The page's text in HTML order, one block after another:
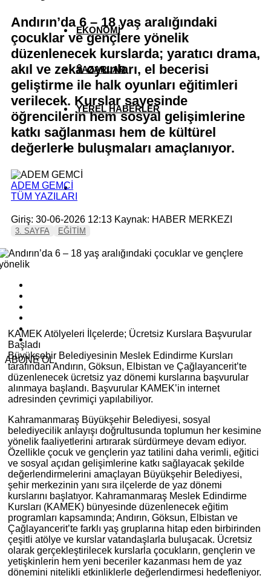
EKONOMİ
YAZARLAR
YEREL HABERLER
Andırın’da 6 – 18 yaş aralığındaki
çocuklar ve gençlere yönelik
düzenlenecek kurslarda; yaratıcı drama,
akıl ve zekâ oyunları, el becerisi
geliştirme ile halk oyunları eğitimleri
verilecek. Kurslar sayesinde
öğrencilerin hem sosyal gelişimlerine
katkı sağlanması hem de kültürel
değerlerle buluşmaları amaçlanıyor.
ADEM GEMCİ
TÜM YAZILARI
Giriş: 30-06-2026 12:13 Kaynak: HABER MERKEZI
3. SAYFA EĞİTİM
ABONE OL
KAMEK Atölyeleri İlçelerde; Ücretsiz Kurslara Başvurular
Başladı
Büyükşehir Belediyesinin Meslek Edindirme Kursları
tarafından Andırın, Göksun, Elbistan ve Çağlayancerit’te
düzenlenecek ücretsiz yaz dönemi kurslarına başvurular
alınmaya başlandı. Başvurular KAMEK’in internet
adresinden çevrimiçi yapılabiliyor.
Kahramanmaraş Büyükşehir Belediyesi, sosyal
belediyecilik anlayışı doğrultusunda toplumun her kesimine
yönelik faaliyetlerini artırarak sürdürmeye devam ediyor.
Özellikle çocuk ve gençlerin yaz tatilini daha verimli, eğitici
ve sosyal açıdan gelişimlerine katkı sağlayacak şekilde
değerlendirmelerini amaçlayan Büyükşehir Belediyesi,
şehir merkezinin yanı sıra ilçelerde de yaz dönemi
kurslarını başlatıyor. Kahramanmaraş Meslek Edindirme
Kursları (KAMEK) bünyesinde düzenlenecek eğitim
programları kapsamında; Andırın, Göksun, Elbistan ve
Çağlayancerit’te farklı yaş gruplarına hitap eden birbirinden
çeşitli atölye ve kurslar vatandaşlarla buluşacak. Ücretsiz
olarak gerçekleştirilecek kurslarla çocukların, gençlerin ve
yetişkinlerin hem yeni beceriler kazanması hem de yaz
dönemini nitelikli etkinliklerle değerlendirmesi hedefleniyor.